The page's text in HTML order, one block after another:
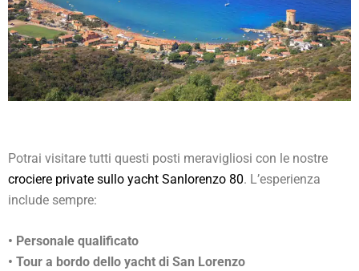
Potrai visitare tutti questi posti meravigliosi con le nostre
crociere private sullo yacht Sanlorenzo 80. L’esperienza
include sempre:
• Personale qualificato
• Tour a bordo dello yacht di San Lorenzo